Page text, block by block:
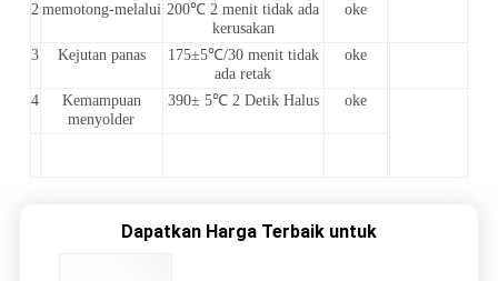
2 memotong-melalui 200℃ 2 menit tidak ada
kerusakan
oke
3 Kejutan panas
175±5℃/30 menit tidak
ada retak
oke
4
Kemampuan
menyolder
390± 5℃ 2 Detik Halus oke
Dapatkan Harga Terbaik untuk